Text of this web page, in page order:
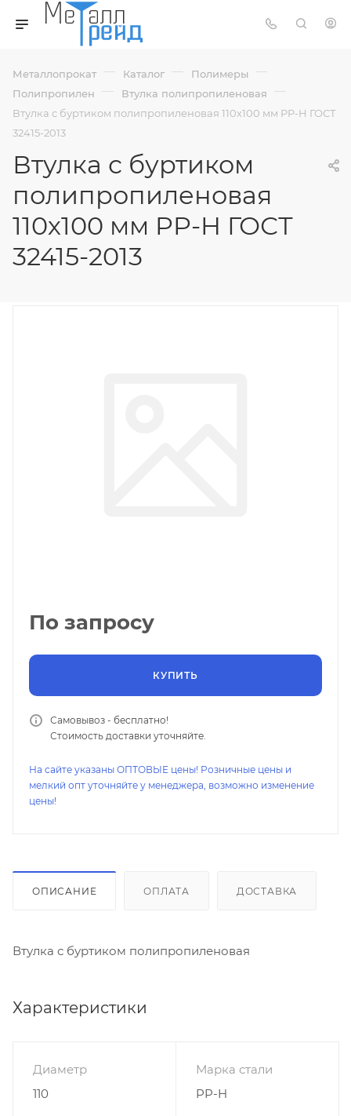
Металлопрокат — Каталог — Полимеры —
Полипропилен — Втулка полипропиленовая —
Втулка с буртиком полипропиленовая 110х100 мм PP-H ГОСТ
32415-2013
Втулка с буртиком
полипропиленовая
110х100 мм PP-H ГОСТ
32415-2013
По запросу
КУПИТЬ
Самовывоз - бесплатно!
Стоимость доставки уточняйте.
На сайте указаны ОПТОВЫЕ цены! Розничные цены и
мелкий опт уточняйте у менеджера, возможно изменение
цены!
ОПИСАНИЕ ОПЛАТА ДОСТАВКА
Втулка с буртиком полипропиленовая
Характеристики
Диаметр
110
Марка стали
PP-H